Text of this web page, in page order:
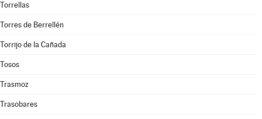
Torrellas
Torres de Berrellén
Torrijo de la Cañada
Tosos
Trasmoz
Trasobares